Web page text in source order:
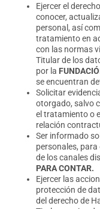
Ejercer el
conocer,
personal, así
tratamiento en
con las normas
Titular de los
por la
se encuentran
Solicitar
otorgado, salvo
el tratamiento o
relación
Ser informado
personales,
de los canales
PARA CONTAR.
Ejercer las
protección de
del derecho de